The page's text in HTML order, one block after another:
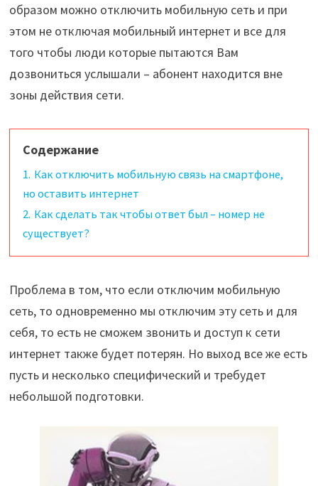
образом можно отключить мобильную сеть и при
этом не отключая мобильный интернет и все для
того чтобы люди которые пытаются Вам
дозвониться услышали – абонент находится вне
зоны действия сети.
Содержание
1. Как отключить мобильную связь на смартфоне,
но оставить интернет
2. Как сделать так чтобы ответ был – номер не
существует?
Проблема в том, что если отключим мобильную
сеть, то одновременно мы отключим эту сеть и для
себя, то есть не сможем звонить и доступ к сети
интернет также будет потерян. Но выход все же есть
пусть и несколько специфический и требудет
небольшой подготовки.